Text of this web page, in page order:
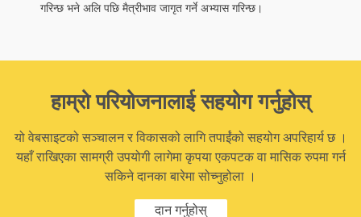
गरिन्छ भने अलि पछि मैत्रीभाव जागृत गर्ने अभ्यास गरिन्छ।
हाम्रो परियोजनालाई सहयोग गर्नुहोस्
यो वेबसाइटको सञ्चालन र विकासको लागि तपाईंको सहयोग अपरिहार्य छ ।
यहाँ राखिएका सामग्री उपयोगी लागेमा कृपया एकपटक वा मासिक रुपमा गर्न
सकिने दानका बारेमा सोच्नुहोला ।
दान गर्नुहोस्